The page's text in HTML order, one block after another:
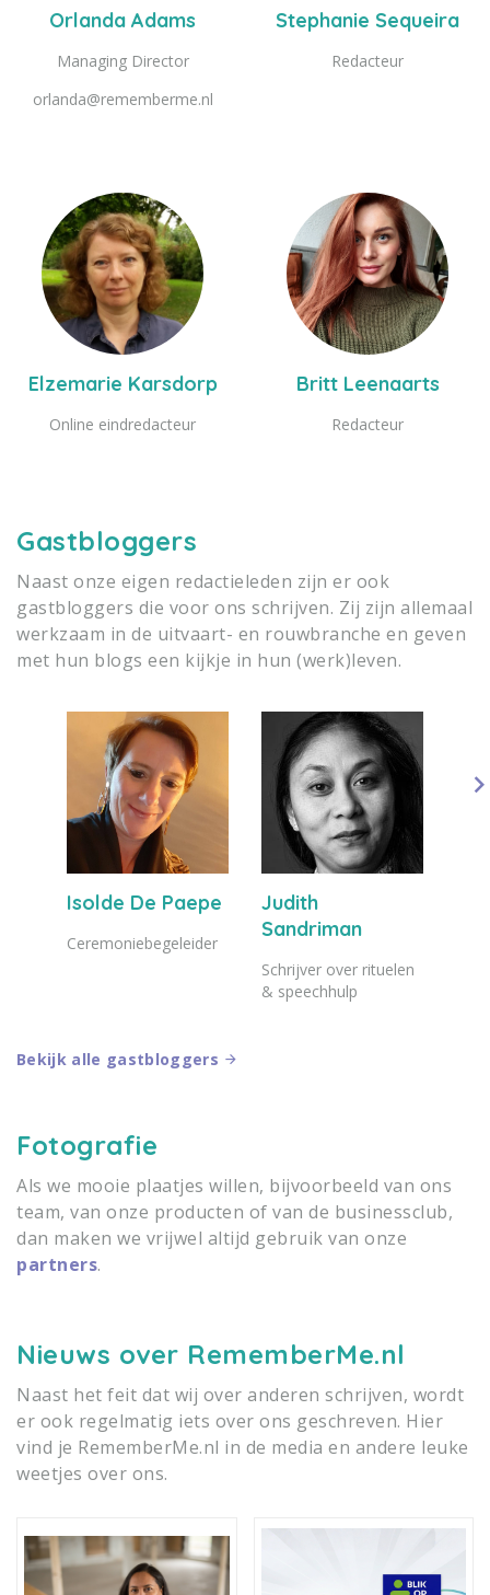
Orlanda Adams
Managing Director
orlanda@rememberme.nl
Stephanie Sequeira
Redacteur
Elzemarie Karsdorp
Online eindredacteur
Britt Leenaarts
Redacteur
Gastbloggers
Naast onze eigen redactieleden zijn er ook
gastbloggers die voor ons schrijven. Zij zijn allemaal
werkzaam in de uitvaart- en rouwbranche en geven
met hun blogs een kijkje in hun (werk)leven.
Isolde De Paepe
Ceremoniebegeleider
Judith
Sandriman
Schrijver over rituelen
& speechhulp
Bekijk alle gastbloggers
Fotografie
Als we mooie plaatjes willen, bijvoorbeeld van ons
team, van onze producten of van de businessclub,
dan maken we vrijwel altijd gebruik van onze
partners.
Nieuws over RememberMe.nl
Naast het feit dat wij over anderen schrijven, wordt
er ook regelmatig iets over ons geschreven. Hier
vind je RememberMe.nl in de media en andere leuke
weetjes over ons.